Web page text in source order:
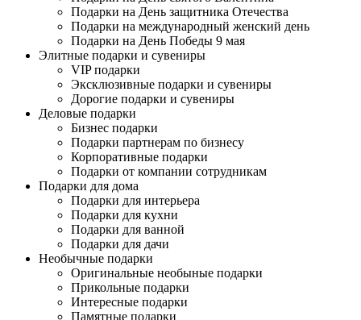
Подарки на День защитника Отечества
Подарки на международный женский день
Подарки на День Победы 9 мая
Элитные подарки и сувениры
VIP подарки
Эксклюзивные подарки и сувениры
Дорогие подарки и сувениры
Деловые подарки
Бизнес подарки
Подарки партнерам по бизнесу
Корпоративные подарки
Подарки от компании сотрудникам
Подарки для дома
Подарки для интерьера
Подарки для кухни
Подарки для ванной
Подарки для дачи
Необычные подарки
Оригинальные необыные подарки
Прикольные подарки
Интересные подарки
Памятные подарки